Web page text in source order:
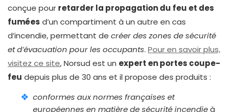
conçue pour retarder la propagation du feu et des
fumées d’un compartiment à un autre en cas
d’incendie, permettant de créer des zones de sécurité
et d’évacuation pour les occupants. Pour en savoir plus,
visitez ce site, Norsud est un expert en portes coupe-
feu depuis plus de 30 ans et il propose des produits :
conformes aux normes françaises et
européennes en matière de sécurité incendieà